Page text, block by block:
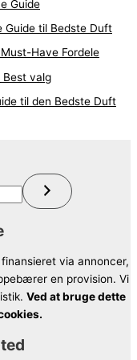
Guide
Guide til Bedste Duft
Have Fordele
Best valg
til den Bedste Duft
via annoncer,
en provision. Vi
Ved at bruge dette